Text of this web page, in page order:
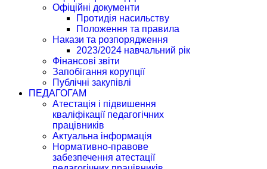
Офіційні документи
Протидія насильству
Положення та правила
Накази та розпорядження
2023/2024 навчальний рік
Фінансові звіти
Запобігання корупції
Публічні закупівлі
ПЕДАГОГАМ
Атестація і підвишення
кваліфікації педагогічних
працівників
Актуальна інформація
Нормативно-правове
забезпечення атестації